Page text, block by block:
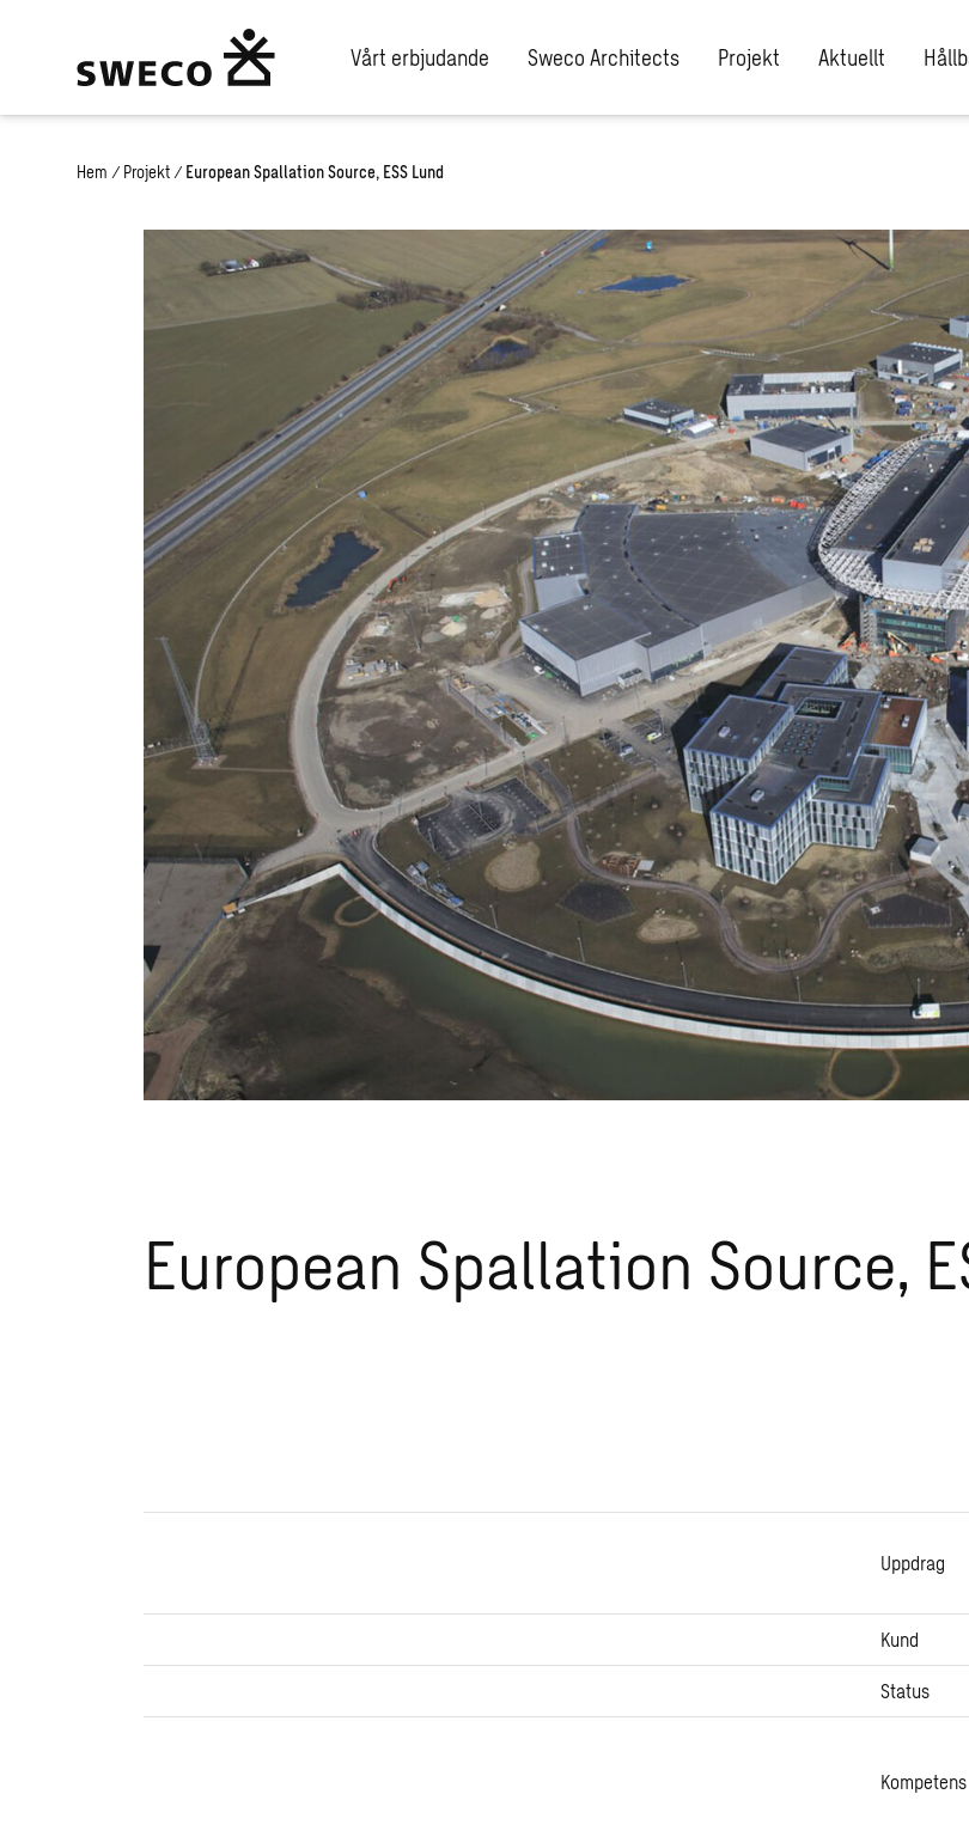
Vårt erbjudande Sweco Architects Projekt Aktuellt
Hem / Projekt / European Spallation Source, ESS Lund
European Spallation Source,
Uppdrag
Kund
Status
Kompetens